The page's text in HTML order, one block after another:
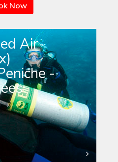
Now
Air
-